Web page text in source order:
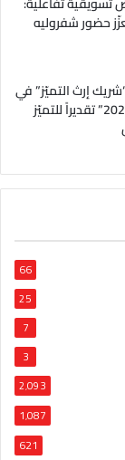
حضور شفروليه
إرث التميّز” في
قمة “شركاء هيونداي لعام 2026” تقديراً للتميّز
66
25
7
3
2٬093
1٬087
621